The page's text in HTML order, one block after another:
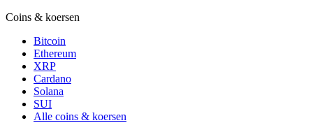
Coins & koersen
Bitcoin
Ethereum
XRP
Cardano
Solana
SUI
Alle coins & koersen